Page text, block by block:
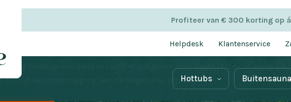
Profiteer van € 300 korting op
Helpdesk Klantenservice
Hottubs
voor in uw eigen tuin, waar het warme, sprankelende water van een luxe
dag. Ondergedompeld in comfort, omgeven door zacht LED-licht en de
hottub een ontsnapping aan de dagelijkse drukte.